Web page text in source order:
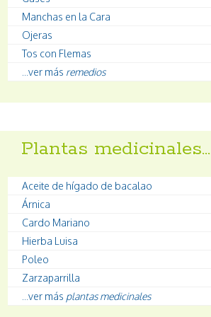
Manchas en la Cara
Ojeras
Tos con Flemas
...ver más remedios
Plantas medicinales…
Aceite de hígado de bacalao
Árnica
Cardo Mariano
Hierba Luisa
Poleo
Zarzaparrilla
...ver más plantas medicinales